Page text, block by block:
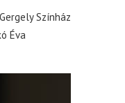
Színház
Éva